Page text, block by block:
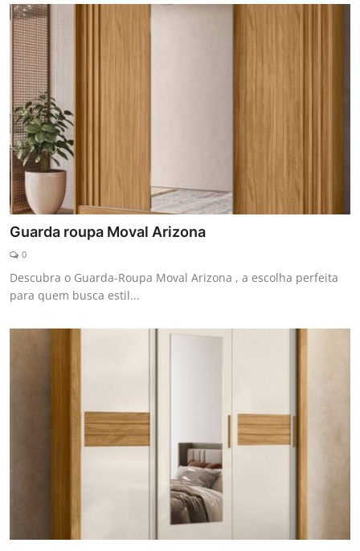
Guarda roupa Moval Arizona
0
Descubra o Guarda-Roupa Moval Arizona , a escolha perfeita
para quem busca estil...